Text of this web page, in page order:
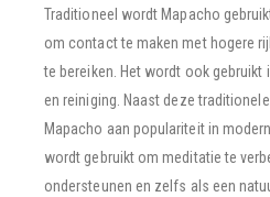
Traditioneel wordt Mapacho
om contact te maken met hogere
te bereiken. Het wordt ook gebruikt
en reiniging. Naast deze
Mapacho aan populariteit in
wordt gebruikt om meditatie te
ondersteunen en zelfs als een